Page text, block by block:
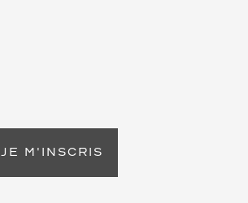
JE M'INSCRIS